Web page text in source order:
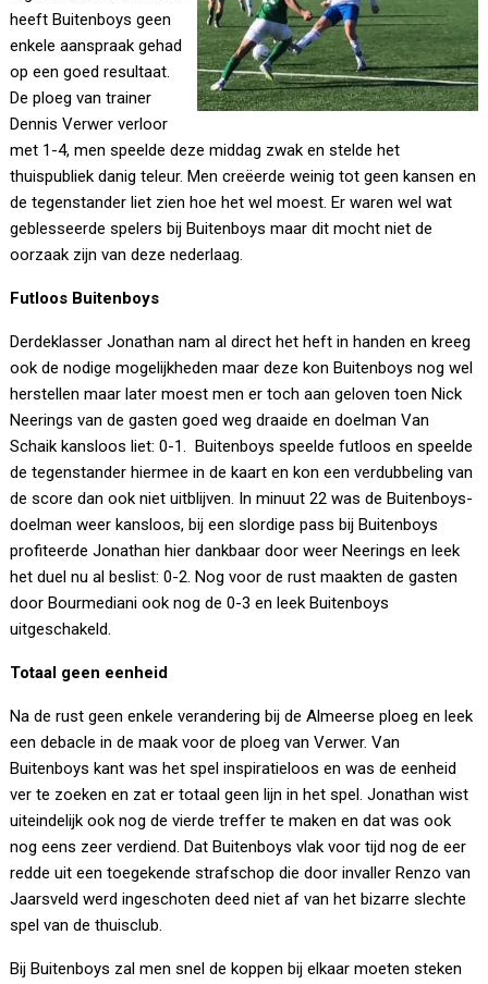
heeft Buitenboys geen
enkele aanspraak gehad
op een goed resultaat.
De ploeg van trainer
Dennis Verwer verloor
met 1-4, men speelde deze middag zwak en stelde het
thuispubliek danig teleur. Men creëerde weinig tot geen kansen en
de tegenstander liet zien hoe het wel moest. Er waren wel wat
geblesseerde spelers bij Buitenboys maar dit mocht niet de
oorzaak zijn van deze nederlaag.
Futloos Buitenboys
Derdeklasser Jonathan nam al direct het heft in handen en kreeg
ook de nodige mogelijkheden maar deze kon Buitenboys nog wel
herstellen maar later moest men er toch aan geloven toen Nick
Neerings van de gasten goed weg draaide en doelman Van
Schaik kansloos liet: 0-1. Buitenboys speelde futloos en speelde
de tegenstander hiermee in de kaart en kon een verdubbeling van
de score dan ook niet uitblijven. In minuut 22 was de Buitenboys-
doelman weer kansloos, bij een slordige pass bij Buitenboys
profiteerde Jonathan hier dankbaar door weer Neerings en leek
het duel nu al beslist: 0-2. Nog voor de rust maakten de gasten
door Bourmediani ook nog de 0-3 en leek Buitenboys
uitgeschakeld.
Totaal geen eenheid
Na de rust geen enkele verandering bij de Almeerse ploeg en leek
een debacle in de maak voor de ploeg van Verwer. Van
Buitenboys kant was het spel inspiratieloos en was de eenheid
ver te zoeken en zat er totaal geen lijn in het spel. Jonathan wist
uiteindelijk ook nog de vierde treffer te maken en dat was ook
nog eens zeer verdiend. Dat Buitenboys vlak voor tijd nog de eer
redde uit een toegekende strafschop die door invaller Renzo van
Jaarsveld werd ingeschoten deed niet af van het bizarre slechte
spel van de thuisclub.
Bij Buitenboys zal men snel de koppen bij elkaar moeten steken